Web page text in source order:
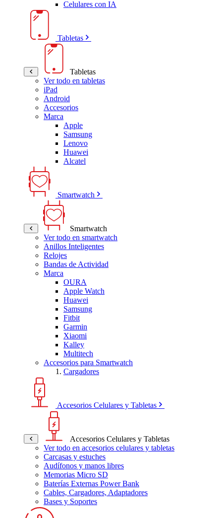
Celulares con IA
Tabletas
Tabletas
Ver todo en tabletas
iPad
Android
Accesorios
Marca
Apple
Samsung
Lenovo
Huawei
Alcatel
Smartwatch
Smartwatch
Ver todo en smartwatch
Anillos Inteligentes
Relojes
Bandas de Actividad
Marca
OURA
Apple Watch
Huawei
Samsung
Fitbit
Garmin
Xiaomi
Kalley
Multitech
Accesorios para Smartwatch
Cargadores
Accesorios Celulares y Tabletas
Accesorios Celulares y Tabletas
Ver todo en accesorios celulares y tabletas
Carcasas y estuches
Audífonos y manos libres
Memorias Micro SD
Baterías Externas Power Bank
Cables, Cargadores, Adaptadores
Bases y Soportes